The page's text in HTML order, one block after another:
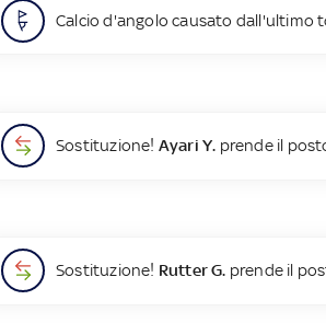
Calcio d'angolo causato dall'ultimo
Sostituzione! Ayari Y. prende il
Sostituzione! Rutter G. prende il